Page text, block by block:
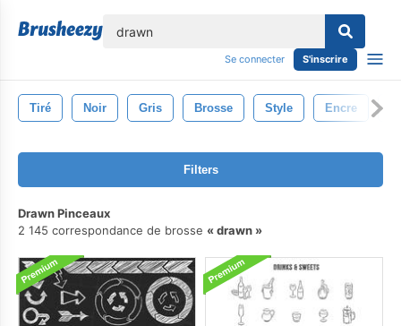
Se connecter S'inscrire
Tiré Noir Gris Brosse Style Encre
Filters
Drawn Pinceaux
2 145 correspondance de brosse
drawn